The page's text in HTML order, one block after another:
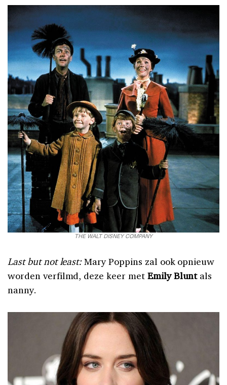
THE WALT DISNEY COMPANY
Last but not least:Mary Poppins zal ook opnieuw
worden verfilmd, deze keer met Emily Bluntals
nanny.